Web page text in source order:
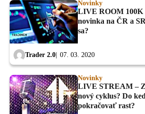
Novinky
LIVE ROOM 100K
novinka na ČR a
sa?
Trader 2.0 07. 03. 2020
Novinky
LIVE STREAM –
nový cyklus? Do
pokračovať rast?